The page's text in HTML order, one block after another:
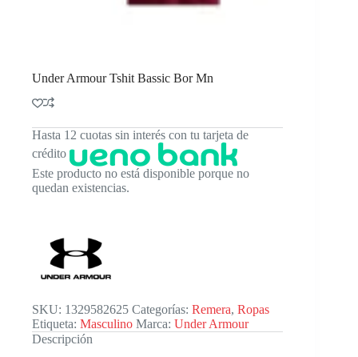
Under Armour Tshit Bassic Bor Mn
Hasta 12 cuotas sin interés con tu tarjeta de
crédito
Este producto no está disponible porque no
quedan existencias.
SKU: 1329582625 Categorías: Remera, Ropas
Etiqueta: Masculino Marca: Under Armour
Descripción